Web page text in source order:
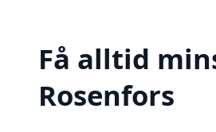
Få alltid
Rosenfors